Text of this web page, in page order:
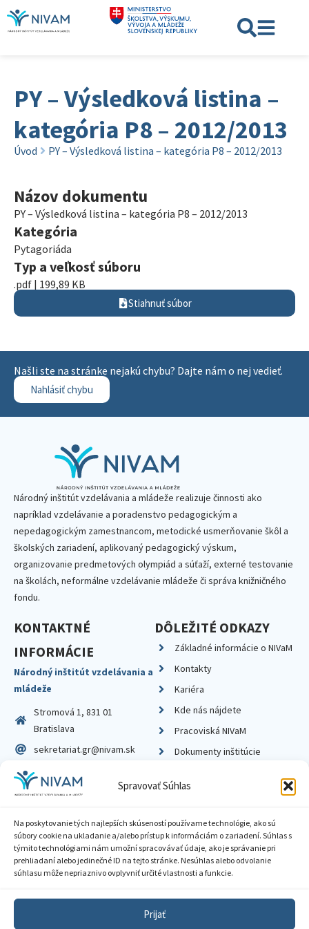
Spravovať Súhlas
Na poskytovanie tých najlepších skúseností používame technológie, ako sú
súbory cookie na ukladanie a/alebo prístup k informáciám o zariadení. Súhlas s
týmito technológiami nám umožní spracovávať údaje, ako je správanie pri
prehliadaní alebo jedinečné ID na tejto stránke. Nesúhlas alebo odvolanie
súhlasu môže nepriaznivo ovplyvniť určité vlastnosti a funkcie.
Prijať
PY – Výsledková listina –
kategória P8 – 2012/2013
Úvod PY – Výsledková listina – kategória P8 – 2012/2013
Názov dokumentu
PY – Výsledková listina – kategória P8 – 2012/2013
Kategória
Pytagoriáda
Typ a veľkosť súboru
.pdf | 199,89 KB
Stiahnuť súbor
Našli ste na stránke nejakú chybu? Dajte nám o nej vedieť.
Nahlásiť chybu
Národný inštitút vzdelávania a mládeže realizuje činnosti ako
napríklad vzdelávanie a poradenstvo pedagogickým a
nepedagogickým zamestnancom, metodické usmerňovanie škôl a
školských zariadení, aplikovaný pedagogický výskum,
organizovanie predmetových olympiád a súťaží, externé testovanie
na školách, neformálne vzdelávanie mládeže či správa knižničného
fondu.
KONTAKTNÉ
INFORMÁCIE
Národný inštitút vzdelávania a
mládeže
Stromová 1, 831 01
Bratislava
sekretariat.gr@nivam.sk
IČO: 00164348
DIČ: 2020798714
DÔLEŽITÉ ODKAZY
Základné informácie o NIVaM
Kontakty
Kariéra
Kde nás nájdete
Pracoviská NIVaM
Dokumenty inštitúcie
Zásady ochrany súkromia
Sprístupnenie informácií